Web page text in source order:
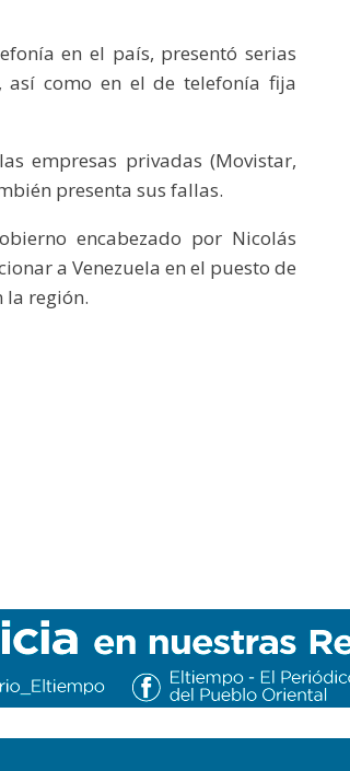
en el país, presentó serias
así como en el de telefonía fija
empresas privadas (Movistar,
presenta sus fallas.
encabezado por Nicolás
a Venezuela en el puesto de
la región.